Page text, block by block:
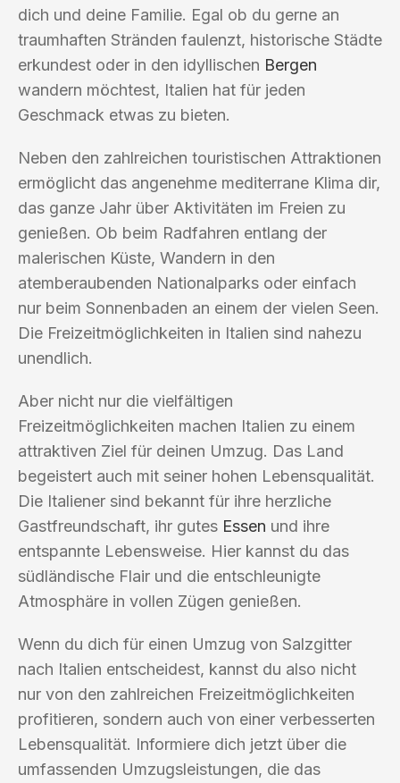
dich und deine Familie. Egal ob du gerne an
traumhaften Stränden faulenzt, historische Städte
erkundest oder in den idyllischen Bergen
wandern möchtest, Italien hat für jeden
Geschmack etwas zu bieten.
Neben den zahlreichen touristischen Attraktionen
ermöglicht das angenehme mediterrane Klima dir,
das ganze Jahr über Aktivitäten im Freien zu
genießen. Ob beim Radfahren entlang der
malerischen Küste, Wandern in den
atemberaubenden Nationalparks oder einfach
nur beim Sonnenbaden an einem der vielen Seen.
Die Freizeitmöglichkeiten in Italien sind nahezu
unendlich.
Aber nicht nur die vielfältigen
Freizeitmöglichkeiten machen Italien zu einem
attraktiven Ziel für deinen Umzug. Das Land
begeistert auch mit seiner hohen Lebensqualität.
Die Italiener sind bekannt für ihre herzliche
Gastfreundschaft, ihr gutes Essen und ihre
entspannte Lebensweise. Hier kannst du das
südländische Flair und die entschleunigte
Atmosphäre in vollen Zügen genießen.
Wenn du dich für einen Umzug von Salzgitter
nach Italien entscheidest, kannst du also nicht
nur von den zahlreichen Freizeitmöglichkeiten
profitieren, sondern auch von einer verbesserten
Lebensqualität. Informiere dich jetzt über die
umfassenden Umzugsleistungen, die das